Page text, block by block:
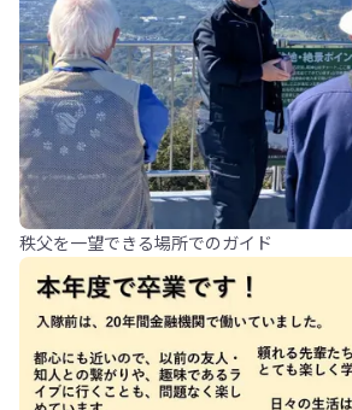
秩父を一望できる場所でのガイド